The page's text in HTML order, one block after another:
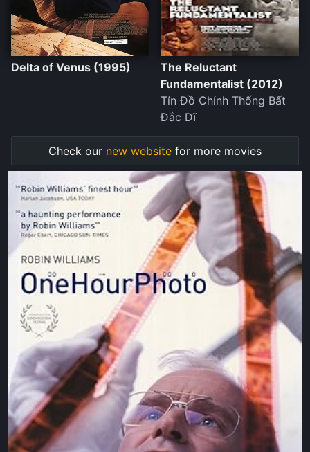
Delta of Venus (1995)
The Reluctant
Fundamentalist (2012)
Tín Đồ Chính Thống Bất
Đắc Dĩ
Check our new website for more movies